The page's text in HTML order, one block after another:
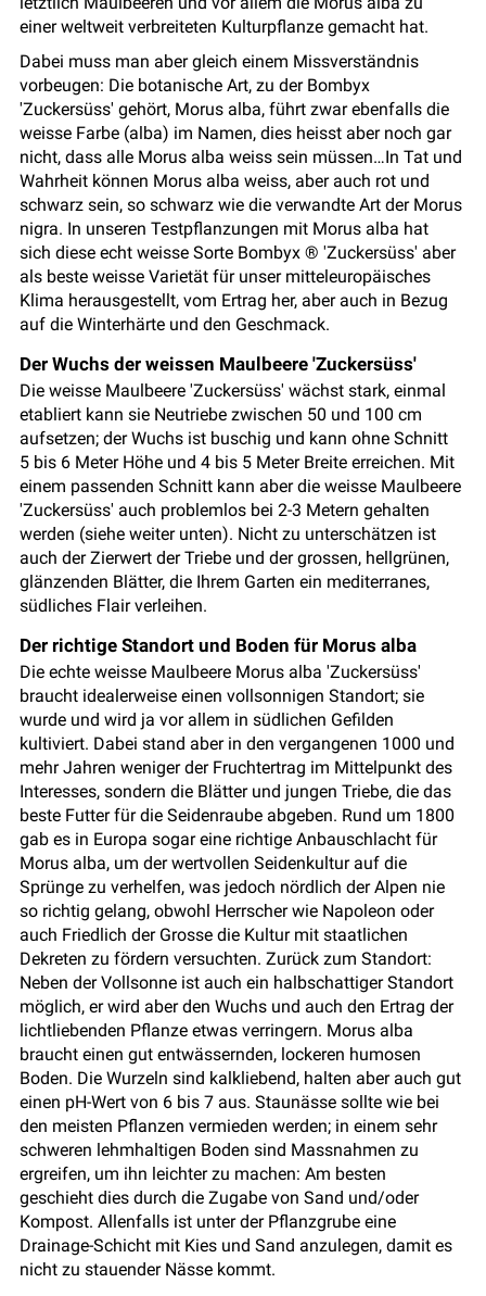
einer weltweit verbreiteten Kulturpflanze gemacht hat.
Dabei muss man aber gleich einem Missverständnis
vorbeugen: Die botanische Art, zu der Bombyx
'Zuckersüss' gehört, Morus alba, führt zwar ebenfalls die
weisse Farbe (alba) im Namen, dies heisst aber noch gar
nicht, dass alle Morus alba weiss sein müssen…In Tat und
Wahrheit können Morus alba weiss, aber auch rot und
schwarz sein, so schwarz wie die verwandte Art der Morus
nigra. In unseren Testpflanzungen mit Morus alba hat
sich diese echt weisse Sorte Bombyx ® 'Zuckersüss' aber
als beste weisse Varietät für unser mitteleuropäisches
Klima herausgestellt, vom Ertrag her, aber auch in Bezug
auf die Winterhärte und den Geschmack.
Der Wuchs der weissen Maulbeere 'Zuckersüss'
Die weisse Maulbeere 'Zuckersüss' wächst stark, einmal
etabliert kann sie Neutriebe zwischen 50 und 100 cm
aufsetzen; der Wuchs ist buschig und kann ohne Schnitt
5 bis 6 Meter Höhe und 4 bis 5 Meter Breite erreichen. Mit
einem passenden Schnitt kann aber die weisse Maulbeere
'Zuckersüss' auch problemlos bei 2-3 Metern gehalten
werden (siehe weiter unten). Nicht zu unterschätzen ist
auch der Zierwert der Triebe und der grossen, hellgrünen,
glänzenden Blätter, die Ihrem Garten ein mediterranes,
südliches Flair verleihen.
Der richtige Standort und Boden für Morus alba
Die echte weisse Maulbeere Morus alba 'Zuckersüss'
braucht idealerweise einen vollsonnigen Standort; sie
wurde und wird ja vor allem in südlichen Gefilden
kultiviert. Dabei stand aber in den vergangenen 1000 und
mehr Jahren weniger der Fruchtertrag im Mittelpunkt des
Interesses, sondern die Blätter und jungen Triebe, die das
beste Futter für die Seidenraube abgeben. Rund um 1800
gab es in Europa sogar eine richtige Anbauschlacht für
Morus alba, um der wertvollen Seidenkultur auf die
Sprünge zu verhelfen, was jedoch nördlich der Alpen nie
so richtig gelang, obwohl Herrscher wie Napoleon oder
auch Friedlich der Grosse die Kultur mit staatlichen
Dekreten zu fördern versuchten. Zurück zum Standort:
Neben der Vollsonne ist auch ein halbschattiger Standort
möglich, er wird aber den Wuchs und auch den Ertrag der
lichtliebenden Pflanze etwas verringern. Morus alba
braucht einen gut entwässernden, lockeren humosen
Boden. Die Wurzeln sind kalkliebend, halten aber auch gut
einen pH-Wert von 6 bis 7 aus. Staunässe sollte wie bei
den meisten Pflanzen vermieden werden; in einem sehr
schweren lehmhaltigen Boden sind Massnahmen zu
ergreifen, um ihn leichter zu machen: Am besten
geschieht dies durch die Zugabe von Sand und/oder
Kompost. Allenfalls ist unter der Pflanzgrube eine
Drainage-Schicht mit Kies und Sand anzulegen, damit es
nicht zu stauender Nässe kommt.